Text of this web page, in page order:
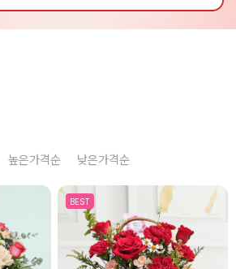
높은가격순 낮은가격순
BEST